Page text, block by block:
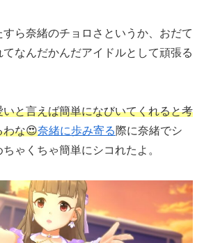
ら奈緒のチョロさというか、おだて
なんだかんだアイドルとして頑張る
と言えば簡単になびいてくれると考
わな😍奈緒に歩み寄る際に奈緒でシ
ゃくちゃ簡単にシコれたよ。